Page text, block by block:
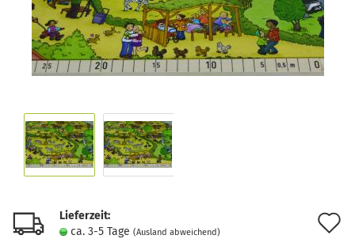
Lieferzeit:
ca. 3-5 Tage (Ausland abweichend)